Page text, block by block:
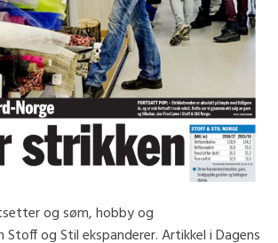
og søm, hobby og
Stoff og Stil ekspanderer. Artikkel i Dagens